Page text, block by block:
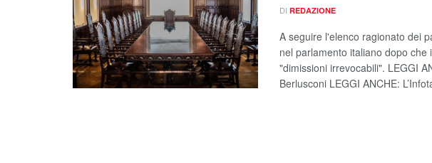
DI REDAZIONE
A seguire l'elenco ragionato dei
nel parlamento italiano dopo
"dimissioni irrevocabili". LEGGI
Berlusconi LEGGI ANCHE: